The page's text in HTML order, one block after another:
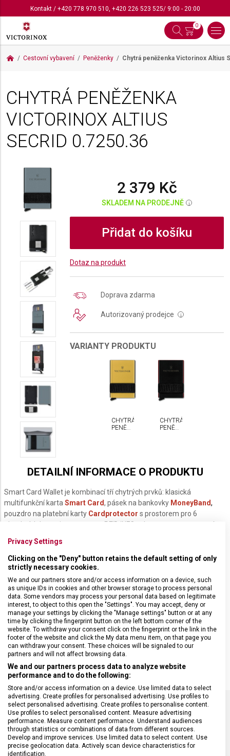
Kontakt/ +420 778 970 510, +420 226 523 525/ 9:00 - 20:00
0
Cestovní vybavení Peněženky Chytrá peněženka Victorinox Altius
CHYTRÁ PENĚŽENKA
VICTORINOX ALTIUS
SECRID 0.7250.36
2 379 Kč
SKLADEM NA PRODEJNĚ i
Přidat do košíku
Dotaz na produkt
Doprava zdarma
Autorizovaný prodejce i
VARIANTY PRODUKTU
CHYTRÁ
PENĚŽENKA
CHYTRÁ
PENĚŽENKA
DETAILNÍ INFORMACE O PRODUKTU
Smart Card Wallet je kombinací tří chytrých prvků: klasická
multifunkční karta Smart Card, pásek na bankovky MoneyBand,
pouzdro na platební karty Cardprotector s prostorem pro 6
platebních karet, integrovanou RFID/NFC ochranou a patentovaným
vyjmutí karty jediným pohybem. Tři chytré prvky v jednom tvoří
inovativní, multifunkční peněženku.
Karta Smart Card je vybavena 8 funkcemi:
malý nůž
nůžky
pilník na nehty se šroubovákem 2,5 mm
špendlík
pinzeta
párátko
SPECIFIKACE PRODUKTU
Privacy Settings
Clicking on the "Deny" button retains the default setting of only
strictly necessary cookies.
We and our partners store and/or access information on a device, such
as unique IDs in cookies and other browser storage to process personal
data. Some vendors may process your personal data based on legitimate
interest, to object to this open the "Settings". You may accept, deny or
manage your settings by clicking the "Manage settings" button or at any
time by clicking the fingerprint button on the left bottom corner of the
website. To withdraw your consent click on the fingerprint or the link in the
footer of the website and click the My data menu item, on that page you
can withdraw your consent. These choices will be signaled to our
partners and will not affect browsing data.
We and our partners process data to analyze website
performance and to do the following:
Store and/or access information on a device. Use limited data to select
advertising. Create profiles for personalised advertising. Use profiles to
select personalised advertising. Create profiles to personalise content.
Use profiles to select personalised content. Measure advertising
performance. Measure content performance. Understand audiences
through statistics or combinations of data from different sources.
Develop and improve services. Use limited data to select content. Use
precise geolocation data. Actively scan device characteristics for
identification.